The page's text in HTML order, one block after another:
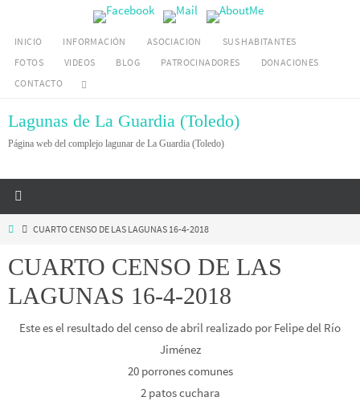
contenido
INICIO INFORMACIÓN ASOCIACION
SUS HABITANTES
FOTOS
VIDEOS BLOG PATROCINADORES
DONACIONES
CONTACTO
Lagunas de La Guardia (Toledo)
Página web del complejo lagunar de La Guardia (Toledo)
InicioCUARTO CENSO DE LAS LAGUNAS 16-4-2018
CUARTO CENSO DE LAS
LAGUNAS 16-4-2018
Este es el resultado del censo de abril realizado por Felipe del Río
Jiménez
20 porrones comunes
2 patos cuchara